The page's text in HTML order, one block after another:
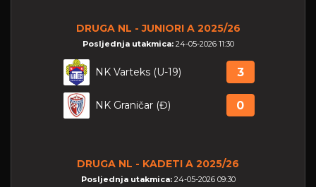
DRUGA NL - JUNIORI A 2025/26
Posljednja utakmica: 24-05-2026 11:30
NK Varteks (U-19) 3
NK Graničar (Đ) 0
DRUGA NL - KADETI A 2025/26
Posljednja utakmica: 24-05-2026 09:30